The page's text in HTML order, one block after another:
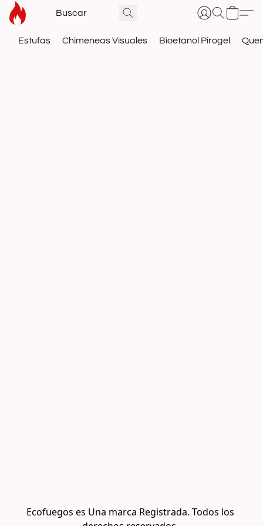
Estufas Chimeneas Visuales Bioetanol Pirogel
Ecofuegos es Una marca Registrada. Todos los